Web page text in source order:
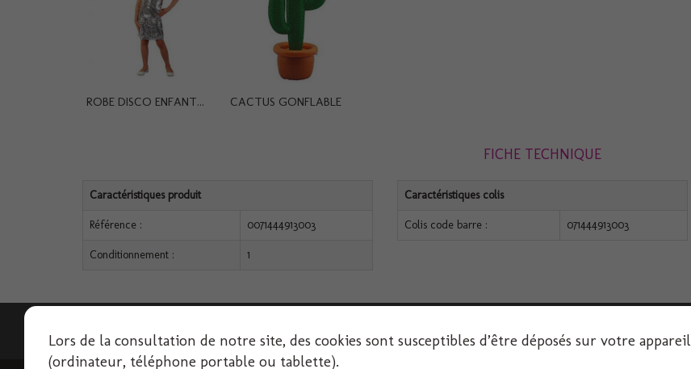
ROBE DISCO ENFANT... CACTUS GONFLABLE
FICHE TECHNIQUE
Caractéristiques produit
Référence : 0071444913003
Conditionnement : 1
Caractéristiques colis
Colis code barre : 071444913003
Lors de la consultation de notre site, des cookies sont susceptibles d’être déposés sur votre appareil
(ordinateur, téléphone portable ou tablette).